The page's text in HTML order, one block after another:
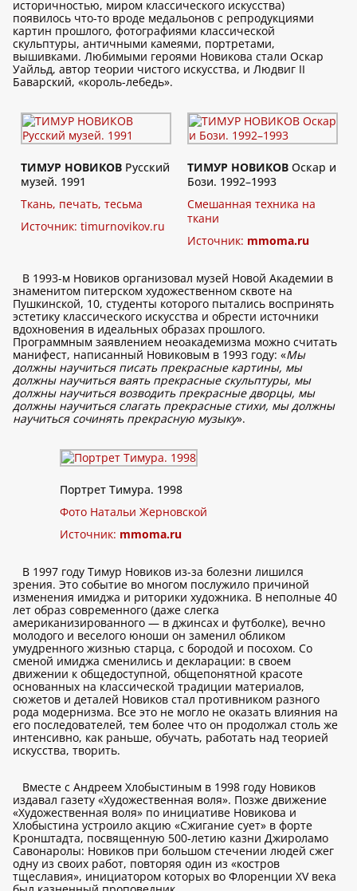
историчностью, миром классического искусства)
появилось что-то вроде медальонов с репродукциями
картин прошлого, фотографиями классической
скульптуры, античными камеями, портретами,
вышивками. Любимыми героями Новикова стали Оскар
Уайльд, автор теории чистого искусства, и Людвиг II
Баварский, «король-лебедь».
ТИМУР НОВИКОВ Русский
музей. 1991
Ткань, печать, тесьма
Источник: timurnovikov.ru
ТИМУР НОВИКОВ Оскар и
Бози. 1992–1993
Смешанная техника на
ткани
Источник: mmoma.ru
В 1993-м Новиков организовал музей Новой Академии в
знаменитом питерском художественном сквоте на
Пушкинской, 10, студенты которого пытались воспринять
эстетику классического искусства и обрести источники
вдохновения в идеальных образах прошлого.
Программным заявлением неоакадемизма можно считать
манифест, написанный Новиковым в 1993 году: «Мы
должны научиться писать прекрасные картины, мы
должны научиться ваять прекрасные скульптуры, мы
должны научиться возводить прекрасные дворцы, мы
должны научиться слагать прекрасные стихи, мы должны
научиться сочинять прекрасную музыку».
Портрет Тимура. 1998
Фото Натальи Жерновской
Источник: mmoma.ru
В 1997 году Тимур Новиков из-за болезни лишился
зрения. Это событие во многом послужило причиной
изменения имиджа и риторики художника. В неполные 40
лет образ современного (даже слегка
американизированного — в джинсах и футболке), вечно
молодого и веселого юноши он заменил обликом
умудренного жизнью старца, с бородой и посохом. Со
сменой имиджа сменились и декларации: в своем
движении к общедоступной, общепонятной красоте
основанных на классической традиции материалов,
сюжетов и деталей Новиков стал противником разного
рода модернизма. Все это не могло не оказать влияния на
его последователей, тем более что он продолжал столь же
интенсивно, как раньше, обучать, работать над теорией
искусства, творить.
Вместе с Андреем Хлобыстиным в 1998 году Новиков
издавал газету «Художественная воля». Позже движение
«Художественная воля» по инициативе Новикова и
Хлобыстина устроило акцию «Сжигание сует» в форте
Кронштадта, посвященную 500-летию казни Джироламо
Савонаролы: Новиков при большом стечении людей сжег
одну из своих работ, повторяя один из «костров
тщеславия», инициатором которых во Флоренции XV века